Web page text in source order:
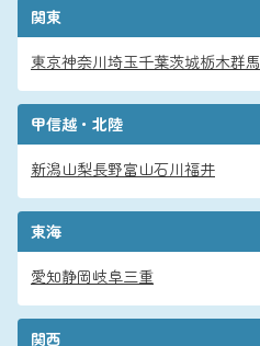
関東
東京神奈川埼玉千葉茨城栃木群馬
甲信越・北陸
新潟山梨長野富山石川福井
東海
愛知静岡岐阜三重
関西